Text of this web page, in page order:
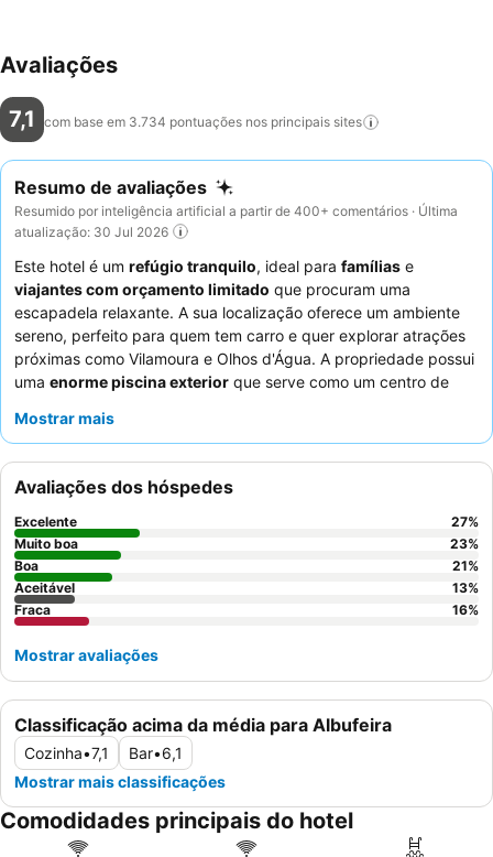
Avaliações
7,1 com base em 3.734 pontuações nos principais sites
Resumo de avaliações
Resumido por inteligência artificial a partir de 400+ comentários · Última
atualização: 30 Jul 2026
Este hotel é um refúgio tranquilo, ideal para famílias e
viajantes com orçamento limitado que procuram uma
escapadela relaxante. A sua localização oferece um ambiente
sereno, perfeito para quem tem carro e quer explorar atrações
próximas como Vilamoura e Olhos d'Água. A propriedade possui
uma enorme piscina exterior que serve como um centro de
elogiam consistentemente os
variedade de opções. Para uma estadia mais tranquila,
considere solicitar um dosespaçosos apartamentos
principais áreas de atividade.
Mostrar mais
Classificação acima da média para Albufeira
Cozinha•7,1 Bar•6,1
Mostrar mais classificações
Avaliações dos hóspedes
Excelente 27%
Muito boa
23%
Boa
21%
Aceitável
13%
Fraca
16%
Mostrar avaliações
Comodidades principais do hotel